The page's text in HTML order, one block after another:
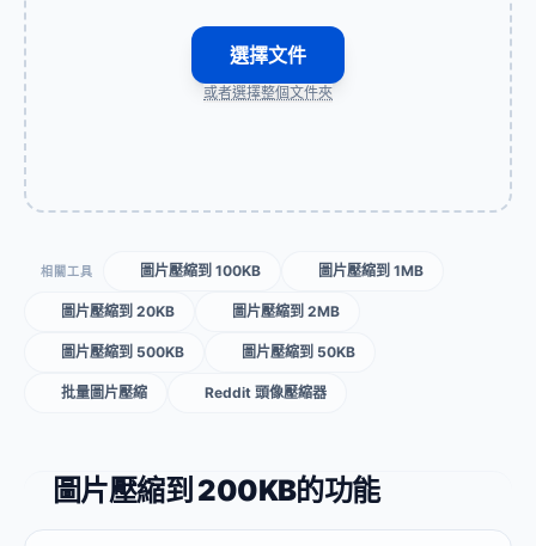
選擇文件
或者選擇整個文件夾
相關工具 圖片壓縮到 100KB 圖片壓縮到 1MB
圖片壓縮到 20KB 圖片壓縮到 2MB
圖片壓縮到 500KB 圖片壓縮到 50KB
批量圖片壓縮 Reddit 頭像壓縮器
圖片壓縮到 200KB的功能